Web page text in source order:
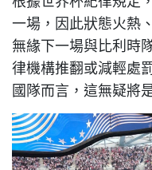
一場，因此狀態火熱
無緣下一場與比利時
律機構推翻或減輕處
國隊而言，這無疑將